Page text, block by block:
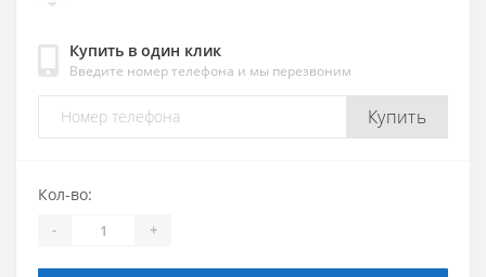
Купить в один клик
Введите номер телефона и мы перезвоним
Купить
Кол-во:
- +